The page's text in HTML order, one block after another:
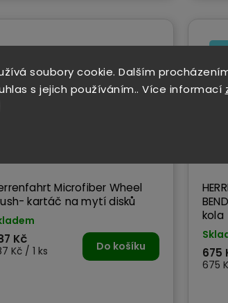
soubory cookie. Dalším
s jejich používáním.. Více informací
Microfiber Wheel
kartáč na mytí disků
Kč
Kč / 1 ks Do košíku
kola
675
675